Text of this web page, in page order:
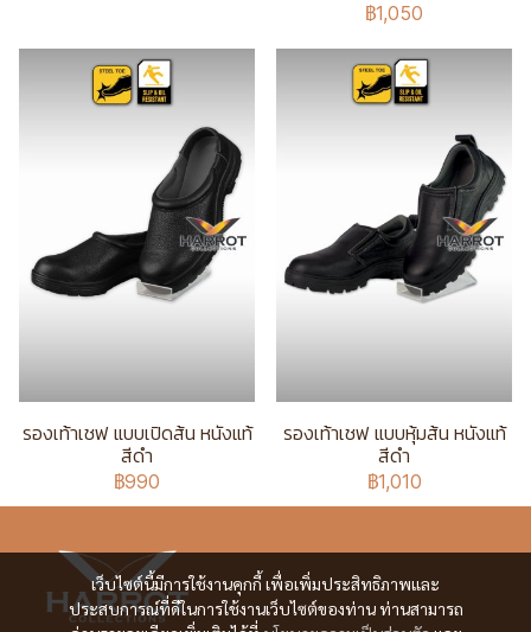
฿1,050
รองเท้าเชฟ แบบเปิดส้น หนังแท้
สีดำ
฿990
รองเท้าเชฟ แบบหุ้มส้น หนังแท้
สีดำ
฿1,010
เว็บไซต์นี้มีการใช้งานคุกกี้ เพื่อเพิ่มประสิทธิภาพและ
ประสบการณ์ที่ดีในการใช้งานเว็บไซต์ของท่าน ท่านสามารถ